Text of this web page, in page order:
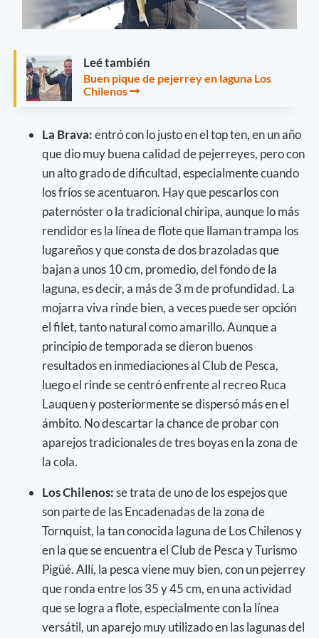
Leé también
Buen pique de pejerrey en laguna Los
Chilenos
La Brava:entró con lo justo en el top ten, en un año
que dio muy buena calidad de pejerreyes, pero con
un alto grado de dificultad, especialmente cuando
los fríos se acentuaron. Hay que pescarlos con
paternóster o la tradicional chiripa, aunque lo más
rendidor es la línea de flote que llaman trampa los
lugareños y que consta de dos brazoladas que
bajan a unos 10 cm, promedio, del fondo de la
laguna, es decir, a más de 3 m de profundidad. La
mojarra viva rinde bien, a veces puede ser opción
el filet, tanto natural como amarillo. Aunque a
principio de temporada se dieron buenos
resultados en inmediaciones al Club de Pesca,
luego el rinde se centró enfrente al recreo Ruca
Lauquen y posteriormente se dispersó más en el
ámbito. No descartar la chance de probar con
aparejos tradicionales de tres boyas en la zona de
la cola.
Los Chilenos:se trata de uno de los espejos que
son parte de las Encadenadas de la zona de
Tornquist, la tan conocida laguna de Los Chilenos y
en la que se encuentra el Club de Pesca y Turismo
Pigüé. Allí, la pesca viene muy bien, con un pejerrey
que ronda entre los 35 y 45 cm, en una actividad
que se logra a flote, especialmente con la línea
versátil, un aparejo muy utilizado en las lagunas del